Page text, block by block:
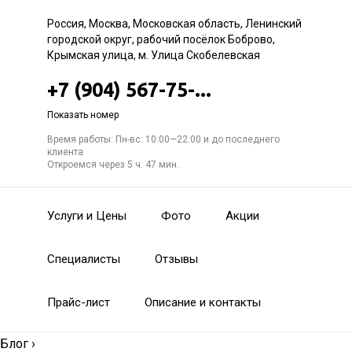
Россия, Москва, Московская область, Ленинский
городской округ, рабочий посёлок Боброво,
Крымская улица, м. Улица Скобелевская
+7 (904) 567-75-...
Показать номер
Время работы: Пн-вс: 10:00—22:00 и до последнего
клиента
Откроемся через 5 ч. 47 мин.
Услуги и Цены Фото Акции
Специалисты Отзывы
Прайс-лист Описание и контакты
Блог ›